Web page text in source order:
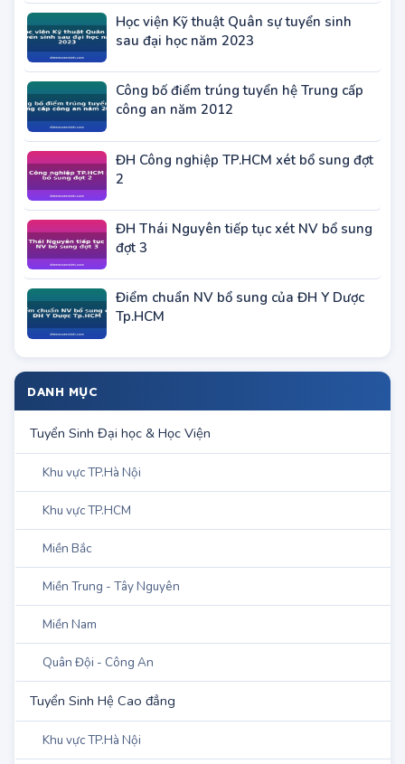
tạo Thạc sĩ năm 2023
sau đại học năm 2023
công an năm 2012
đợt 3
Tp.HCM
DANH MỤC
Tuyển Sinh Đại học & Học Viện
Khu vực TP.Hà Nội
Khu vực TP.HCM
Miền Bắc
Miền Trung - Tây Nguyên
Miền Nam
Quân Đội - Công An
Tuyển Sinh Hệ Cao đẳng